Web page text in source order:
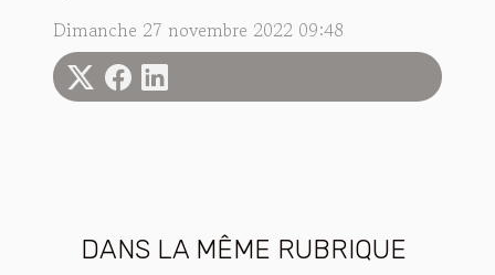
Dimanche 27 novembre 2022 09:48
DANS LA MÊME RUBRIQUE